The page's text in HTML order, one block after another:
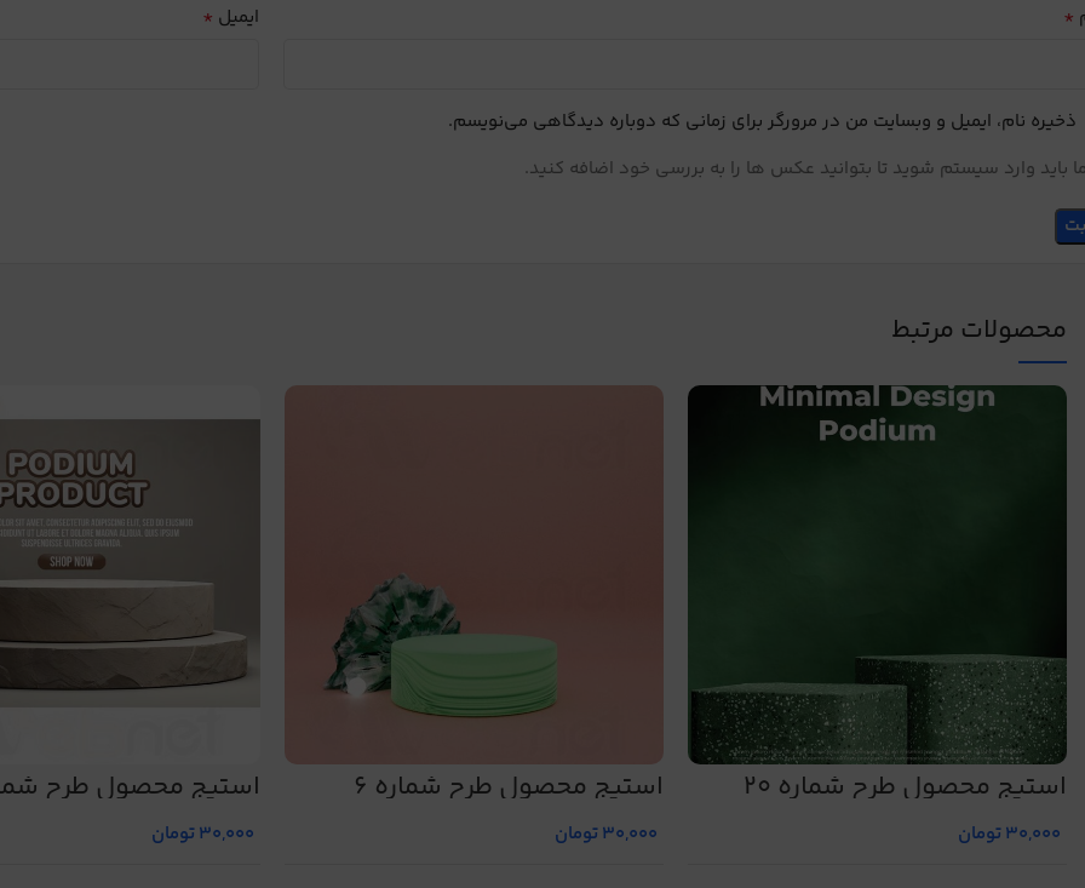
* ایمیل *
ذخیره نام، ایمیل و وبسایت من در مرورگر برای زمانی که دوباره دیدگاهی می‌نویسم.
باید وارد سیستم شوید تا بتوانید عکس ها را به بررسی خود اضافه کنید.
محصولات مرتبط
استیج محصول طرح شماره 20
30,000تومان
استیج محصول طرح شماره 6
30,000تومان
استیج محصول طرح
30,000تومان